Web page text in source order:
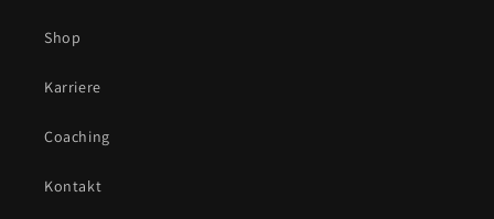
Shop
Karriere
Coaching
Kontakt